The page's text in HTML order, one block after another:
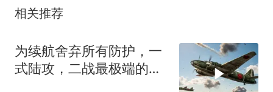
相关推荐
为续航舍弃所有防护，一
式陆攻，二战最极端的日